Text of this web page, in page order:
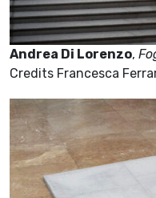
Andrea Di Lorenzo,
Credits Francesca